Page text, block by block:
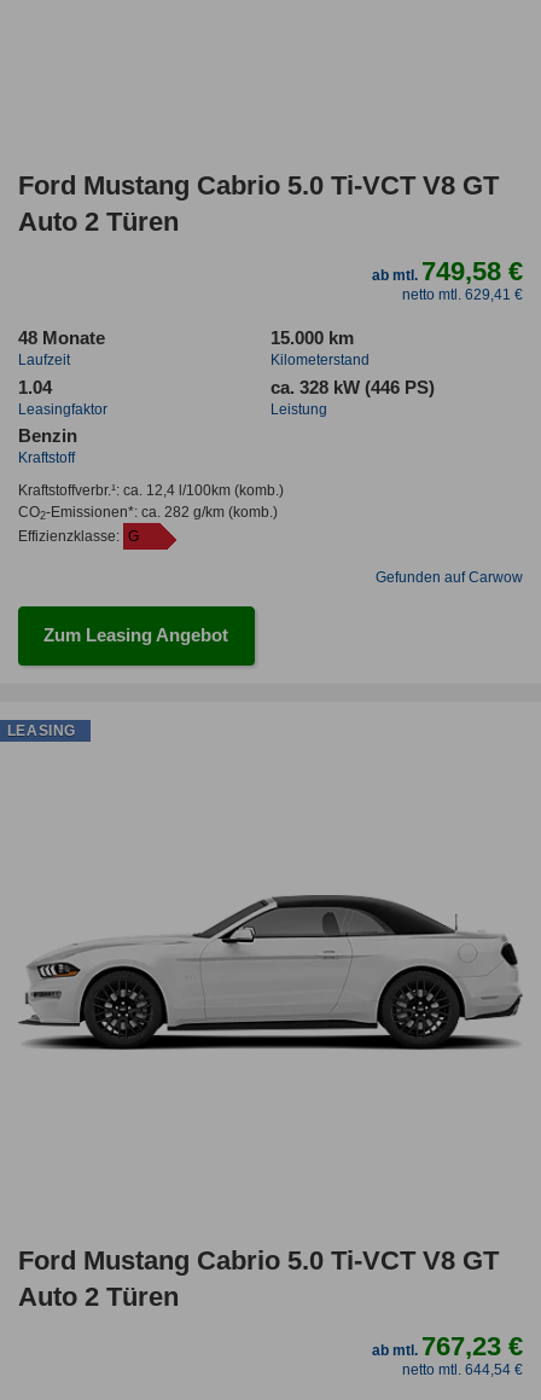
Ford Mustang Cabrio 5.0 Ti-VCT V8 GT
Auto 2 Türen
ab mtl. 749,58 €
netto mtl. 629,41 €
48 Monate
Laufzeit
15.000 km
Kilometerstand
1.04
Leasingfaktor
ca. 328 kW (446 PS)
Leistung
Benzin
Kraftstoff
Kraftstoffverbr.¹: ca. 12,4 l/100km(komb.)
CO2-Emissionen*: ca. 282 g/km(komb.)
Effizienzklasse: G
Gefunden auf Carwow
Zum Leasing Angebot
Ford Mustang Cabrio 5.0 Ti-VCT V8 GT
Auto 2 Türen
ab mtl. 767,23 €
netto mtl. 644,54 €
LEASING